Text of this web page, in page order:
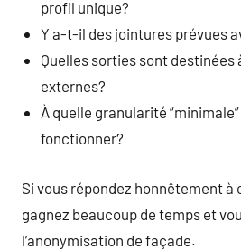
profil unique?
Y a-t-il des jointures prévues
Quelles sorties sont destinées
externes?
À quelle granularité
fonctionner?
Si vous répondez honnêtement à
gagnez beaucoup de temps et
l’anonymisation de façade.